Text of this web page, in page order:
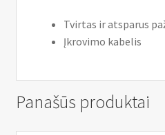
Tvirtas ir atsparus
Įkrovimo kabelis
Panašūs produktai